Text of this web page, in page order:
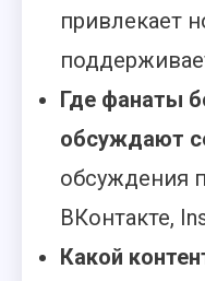
привлекает
Где фанаты
обсуждают
обсуждения
ВКонтакте,
Какой